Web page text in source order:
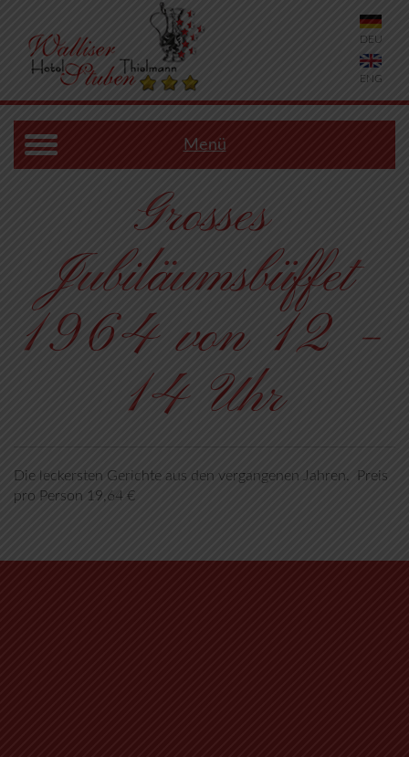
DEU
ENG
Menü
Grosses
Jubiläumsbüffet
1964 von 12 –
14 Uhr
Die leckersten Gerichte aus den vergangenen Jahren. Preis
pro Person 19,64 €